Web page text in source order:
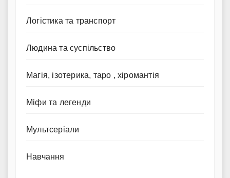
Логістика та транспорт
Людина та суспільство
Магія, ізотерика, таро , хіромантія
Міфи та легенди
Мультсеріали
Навчання